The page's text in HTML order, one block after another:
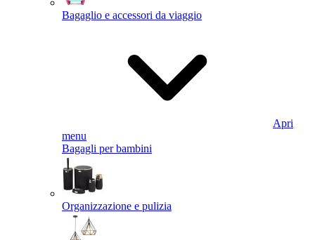
Bagaglio e accessori da viaggio
Apri
menu
Bagagli per bambini
Organizzazione e pulizia